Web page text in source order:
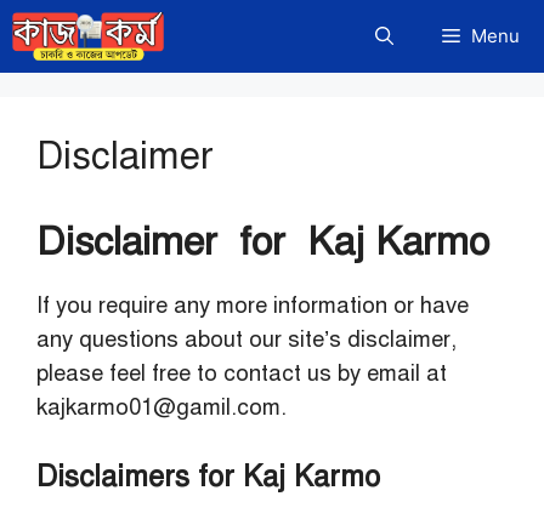
Skip
to
content
Menu
Disclaimer
Disclaimer for Kaj Karmo
If you require any more information or have
any questions about our site’s disclaimer,
please feel free to contact us by email at
kajkarmo01@gamil.com.
Disclaimers for Kaj Karmo